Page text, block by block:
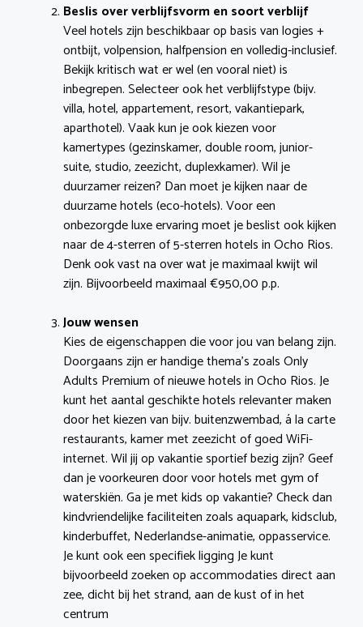
Beslis over verblijfsvorm en soort verblijf
Veel hotels zijn beschikbaar op basis van logies +
ontbijt, volpension, halfpension en volledig-inclusief.
Bekijk kritisch wat er wel (en vooral niet) is
inbegrepen. Selecteer ook het verblijfstype (bijv.
villa, hotel, appartement, resort, vakantiepark,
aparthotel). Vaak kun je ook kiezen voor
kamertypes (gezinskamer, double room, junior-
suite, studio, zeezicht, duplexkamer). Wil je
duurzamer reizen? Dan moet je kijken naar de
duurzame hotels (eco-hotels). Voor een
onbezorgde luxe ervaring moet je beslist ook kijken
naar de 4-sterren of 5-sterren hotels in Ocho Rios.
Denk ook vast na over wat je maximaal kwijt wil
zijn. Bijvoorbeeld maximaal €950,00 p.p.
Jouw wensen
Kies de eigenschappen die voor jou van belang zijn.
Doorgaans zijn er handige thema’s zoals Only
Adults Premium of nieuwe hotels in Ocho Rios. Je
kunt het aantal geschikte hotels relevanter maken
door het kiezen van bijv. buitenzwembad, á la carte
restaurants, kamer met zeezicht of goed WiFi-
internet. Wil jij op vakantie sportief bezig zijn? Geef
dan je voorkeuren door voor hotels met gym of
waterskiën. Ga je met kids op vakantie? Check dan
kindvriendelijke faciliteiten zoals aquapark, kidsclub,
kinderbuffet, Nederlandse-animatie, oppasservice.
Je kunt ook een specifiek ligging Je kunt
bijvoorbeeld zoeken op accommodaties direct aan
zee, dicht bij het strand, aan de kust of in het
centrum